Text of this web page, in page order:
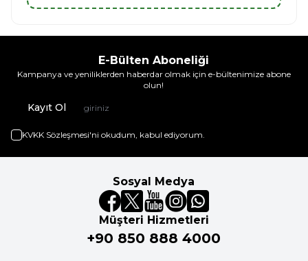
E-Bülten Aboneliği
Kampanya ve yeniliklerden haberdar olmak için e-bültenimize abone
olun!
Kayıt Ol
KVKK Sözleşmesi'ni okudum, kabul ediyorum.
Sosyal Medya
Müşteri Hizmetleri
+90 850 888 4000